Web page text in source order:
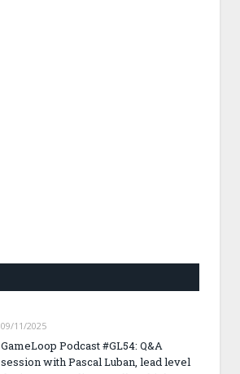
09/11/2025
GameLoop Podcast #GL54: Q&A
session with Pascal Luban, lead level